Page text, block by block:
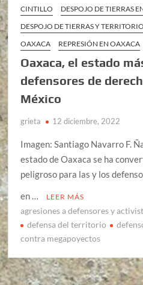
CINTILLO
DESPOJO DE TIERRAS
DESPOJO DE TIERRAS Y
OAXACA
REPRESIÓN EN OAXACA
Oaxaca, el estado
defensores de
México
grieta 12 diciembre, 2022
Imagen: Santiago Navarro F.
estado de Oaxaca se ha
peligroso para las y los
en …
LEER MÁS
agresiones a defensores y
defensa del territorio
contra megapoyectos